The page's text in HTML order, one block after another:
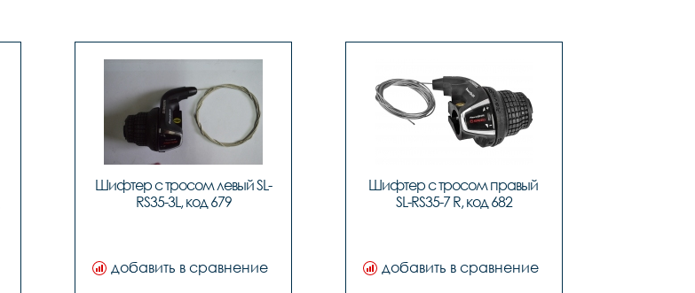
Шифтер с тросом левый SL-
RS35-3L, код 679
добавить в сравнение
Шифтер с тросом правый
SL-RS35-7 R, код 682
добавить в сравнение